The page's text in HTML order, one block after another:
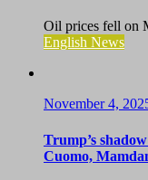
Oil prices fell on
English News
November 4,
Trump’s
Cuomo,